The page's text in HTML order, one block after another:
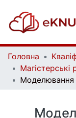
Головна